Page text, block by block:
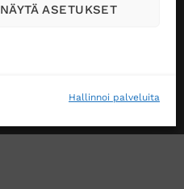
Hallinnoi palveluita
NÄYTÄ ASETUKSET